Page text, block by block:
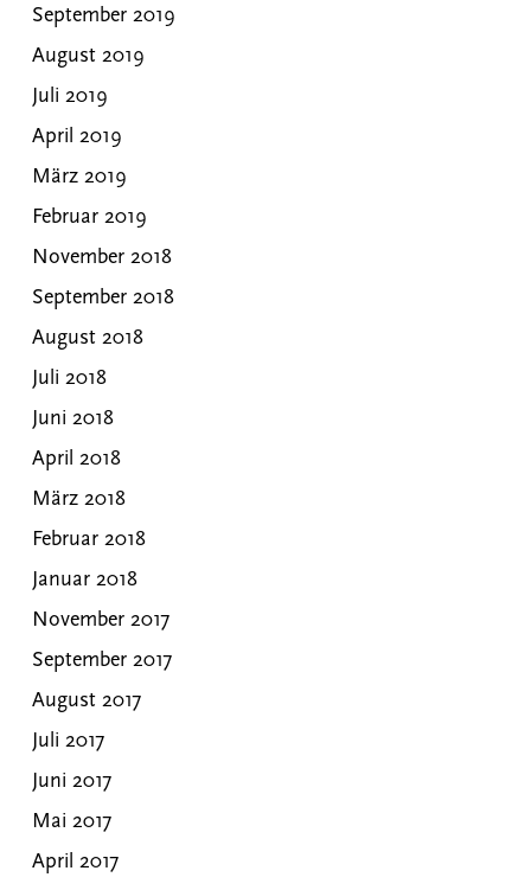
September 2019
August 2019
Juli 2019
April 2019
März 2019
Februar 2019
November 2018
September 2018
August 2018
Juli 2018
Juni 2018
April 2018
März 2018
Februar 2018
Januar 2018
November 2017
September 2017
August 2017
Juli 2017
Juni 2017
Mai 2017
April 2017